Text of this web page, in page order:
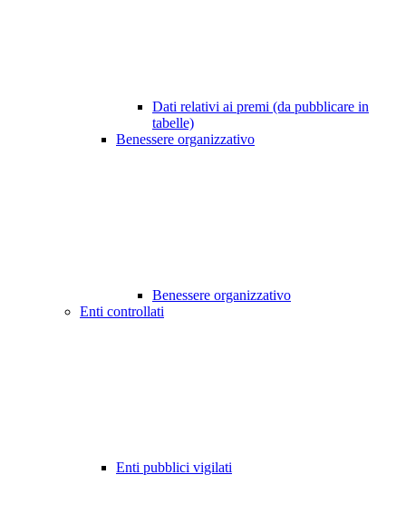
Dati relativi ai premi (da pubblicare in
tabelle)
Benessere organizzativo
Benessere organizzativo
Enti controllati
Enti pubblici vigilati